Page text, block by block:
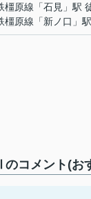
橿原線 「石見 」駅
橿原線 「新ノ口 」
コメント(お